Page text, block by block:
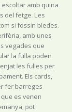
amb quina
del fetge. Les
si fossin bledes.
amb unes
vegades que
la fulla poden
les fulles per
Els cards,
fer barreges
es venen
pot